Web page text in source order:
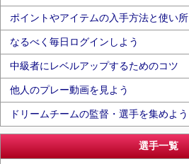
ポイントやアイテムの入手方法と使い所
なるべく毎日ログインしよう
中級者にレベルアップするためのコツ
他人のプレー動画を見よう
ドリームチームの監督・選手を集めよう
選手一覧